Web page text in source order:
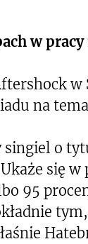
w pracy
na
o
się
95